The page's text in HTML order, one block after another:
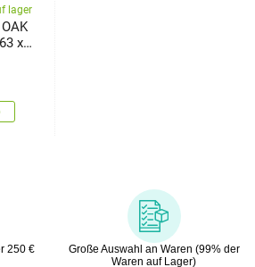
lager
x
250 €
Große Auswahl an Waren (99% der
Waren auf Lager)